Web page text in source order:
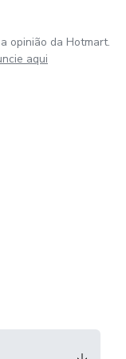
opinião da Hotmart.
aqui